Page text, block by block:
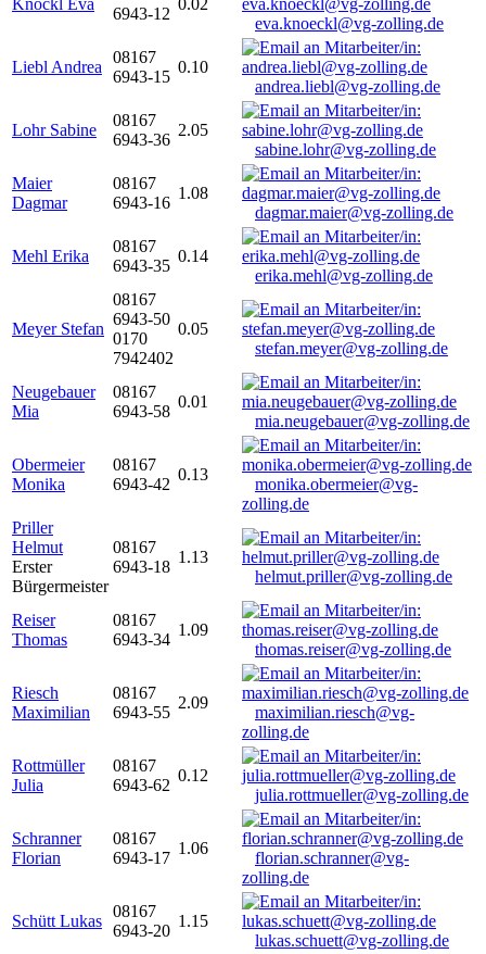
Knöckl Eva
6943-12
0.02
eva.knoeckl@vg-zolling.de
Liebl Andrea
08167
6943-15
0.10
andrea.liebl@vg-zolling.de
Lohr Sabine
08167
6943-36
2.05
sabine.lohr@vg-zolling.de
Maier
Dagmar
08167
6943-16
1.08
dagmar.maier@vg-zolling.de
Mehl Erika
08167
6943-35
0.14
erika.mehl@vg-zolling.de
Meyer Stefan
08167
6943-50
0170
7942402
0.05
stefan.meyer@vg-zolling.de
Neugebauer
Mia
08167
6943-58
0.01
mia.neugebauer@vg-zolling.de
Obermeier
Monika
08167
6943-42
0.13
monika.obermeier@vg-
zolling.de
Priller
Helmut
Erster
Bürgermeister
08167
6943-18
1.13
helmut.priller@vg-zolling.de
Reiser
Thomas
08167
6943-34
1.09
thomas.reiser@vg-zolling.de
Riesch
Maximilian
08167
6943-55
2.09
maximilian.riesch@vg-
zolling.de
Rottmüller
Julia
08167
6943-62
0.12
julia.rottmueller@vg-zolling.de
Schranner
Florian
08167
6943-17
1.06
florian.schranner@vg-
zolling.de
Schütt Lukas
08167
6943-20
1.15
lukas.schuett@vg-zolling.de